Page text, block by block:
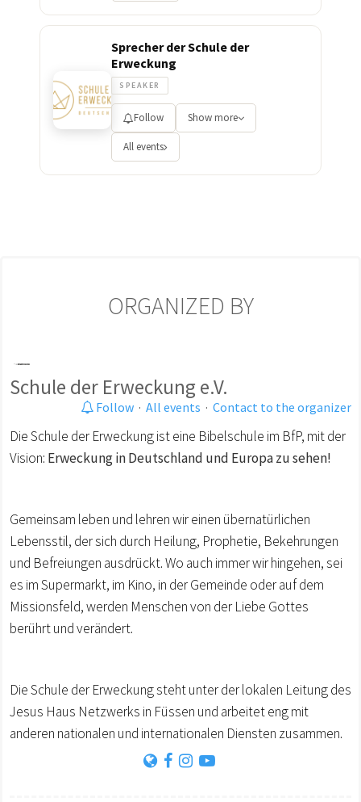
Sprecher der Schule der
Erweckung
SPEAKER
Follow Show more
All events
ORGANIZED BY
Schule der Erweckung e.V.
Follow · All events · Contact to the organizer
Die Schule der Erweckung ist eine Bibelschule im BfP, mit der
Vision: Erweckung in Deutschland und Europa zu sehen!
Gemeinsam leben und lehren wir einen übernatürlichen
Lebensstil, der sich durch Heilung, Prophetie, Bekehrungen
und Befreiungen ausdrückt. Wo auch immer wir hingehen, sei
es im Supermarkt, im Kino, in der Gemeinde oder auf dem
Missionsfeld, werden Menschen von der Liebe Gottes
berührt und verändert.
Die Schule der Erweckung steht unter der lokalen Leitung des
Jesus Haus Netzwerks in Füssen und arbeitet eng mit
anderen nationalen und internationalen Diensten zusammen.